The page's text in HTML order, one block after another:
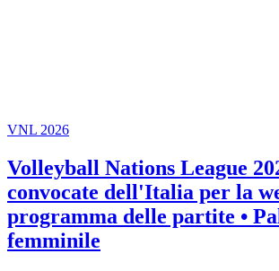
VNL 2026
Volleyball Nations League
convocate dell'Italia per la
programma delle partite •
femminile